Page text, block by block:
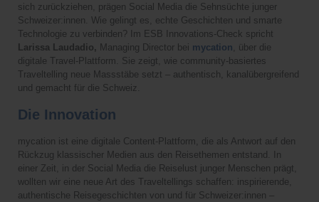
sich zurückziehen, prägen Social Media die Sehnsüchte junger
Schweizer:innen. Wie gelingt es, echte Geschichten und smarte
Technologie zu verbinden? Im ESB Innovations-Check spricht
Larissa Laudadio, Managing Director bei mycation , über die
digitale Travel-Plattform. Sie zeigt, wie community-basiertes
Traveltelling neue Massstäbe setzt – authentisch, kanalübergreifend
und gemacht für die Schweiz.
Die Innovation
mycation ist eine digitale Content-Plattform, die als Antwort auf den
Rückzug klassischer Medien aus den Reisethemen entstand. In
einer Zeit, in der Social Media die Reiselust junger Menschen prägt,
wollten wir eine neue Art des Traveltellings schaffen: inspirierende,
authentische Reisegeschichten von und für Schweizer:innen –